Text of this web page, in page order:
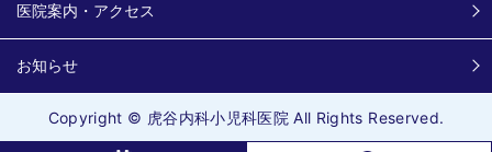
医院案内・アクセス
お知らせ
Copyright © 虎谷内科小児科医院 All Rights Reserved.